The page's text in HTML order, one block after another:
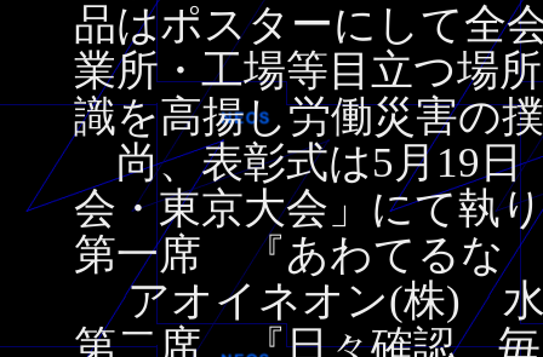
品はポスターにして全
業所・工場等目立つ場
識を高揚し労働災害の
尚、表彰式は5月19日
会・東京大会」にて執
第一席 『あわてるな
アオイネオン(株) 水
第二席 『日々確認